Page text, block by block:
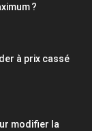
?
à prix cassé
modifier la